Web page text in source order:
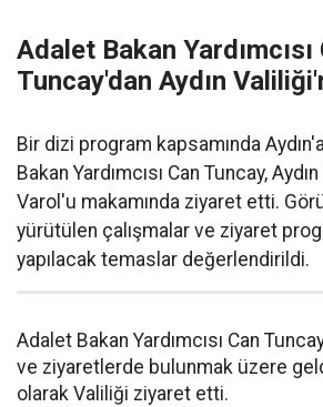
Adalet Bakan Yardımcısı
Tuncay'dan Aydın
Bir dizi program kapsamında
Bakan Yardımcısı Can Tuncay,
Varol'u makamında ziyaret etti.
yürütülen çalışmalar ve ziyaret
yapılacak temaslar değerlendirildi.
Adalet Bakan Yardımcısı Can
ve ziyaretlerde bulunmak üzere
olarak Valiliği ziyaret etti.